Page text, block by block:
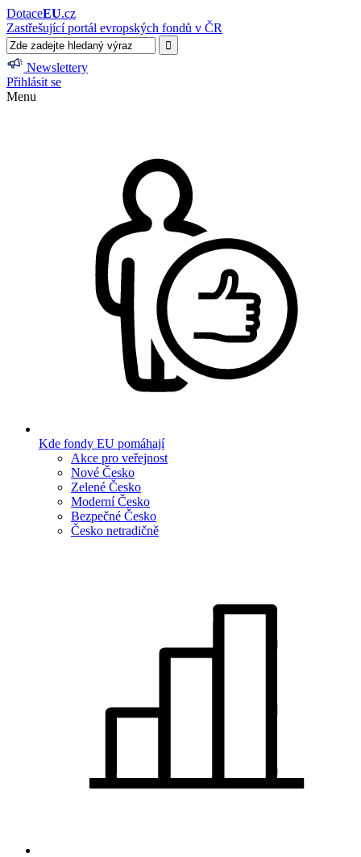
DotaceEU.cz
Zastřešující portál evropských fondů v ČR
Newslettery
Přihlásit se
Menu
Kde fondy EU pomáhají
Akce pro veřejnost
Nové Česko
Zelené Česko
Moderní Česko
Bezpečné Česko
Česko netradičně